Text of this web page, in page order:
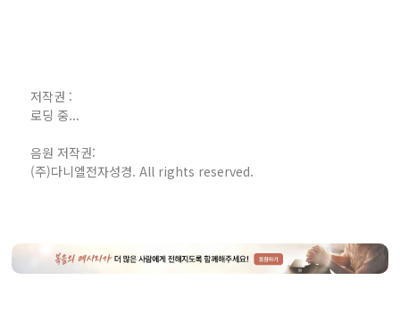
저작권 :
로딩 중...
음원 저작권:
(주)다니엘전자성경. All rights reserved.